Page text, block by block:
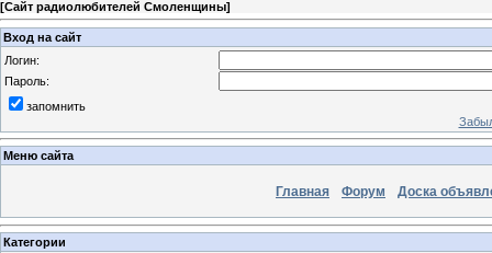
[Сайт радиолюбителей Смоленщины]
Вход на сайт
Логин:
Пароль:
запомнить
Меню сайта
Главная Форум Доска
Категории